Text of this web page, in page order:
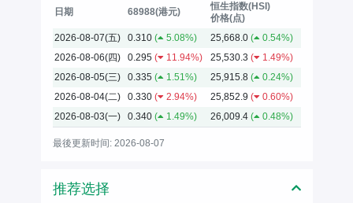
日期 68988(港元)
恒生指数(HSI)
价格(点)
2026-08-07(五)
0.310 ( 5.08%) 25,668.0 (
0.54%)
2026-08-06(四)
0.295 ( 11.94%) 25,530.3 (
1.49%)
2026-08-05(三)
0.335 ( 1.51%) 25,915.8 (
0.24%)
2026-08-04(二)
0.330 ( 2.94%) 25,852.9 (
0.60%)
2026-08-03(一)
0.340 ( 1.49%) 26,009.4 ( 0.48%)
最後更新时间: 2026-08-07
推荐选择